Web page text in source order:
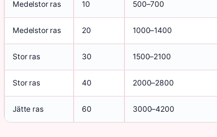
Medelstor ras 10 500–700
Medelstor ras 20 1000–1400
Stor ras 30 1500–2100
Stor ras 40 2000–2800
Jätte ras 60 3000–4200